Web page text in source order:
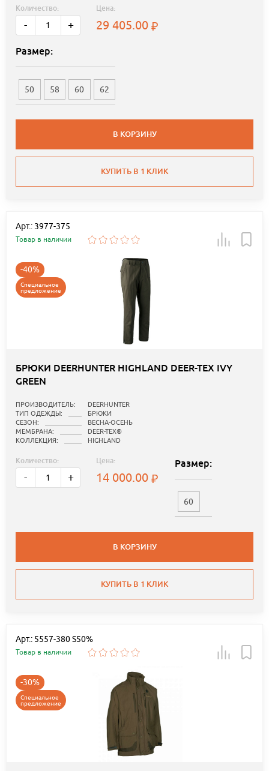
Количество:
- +
Цена:
29 405.00
Размер:
50 58 60 62
В КОРЗИНУ
КУПИТЬ В 1 КЛИК
Арт.: 3977-375
Товар в наличии
-40%
Специальное
предложение
БРЮКИ DEERHUNTER HIGHLAND DEER-TEX IVY
GREEN
ПРОИЗВОДИТЕЛЬ:
DEERHUNTER
ТИП ОДЕЖДЫ:
БРЮКИ
СЕЗОН:
ВЕСНА-ОСЕНЬ
МЕМБРАНА:
DEER-TEX®
КОЛЛЕКЦИЯ:
HIGHLAND
Количество:
- +
Цена:
14 000.00
Размер:
60
В КОРЗИНУ
КУПИТЬ В 1 КЛИК
Арт.: 5557-380 S50%
Товар в наличии
-30%
Специальное
предложение